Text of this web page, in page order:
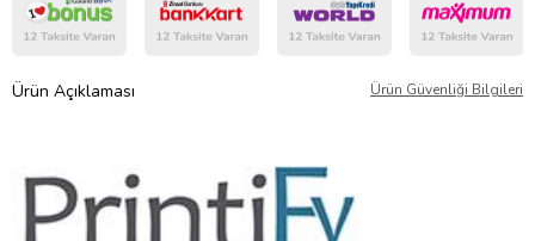
Ürün Açıklaması Ürün Güvenliği Bilgileri